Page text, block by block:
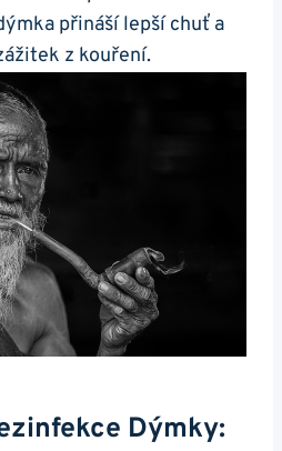
přináší lepší chuť a
z kouření.
Dýmky: